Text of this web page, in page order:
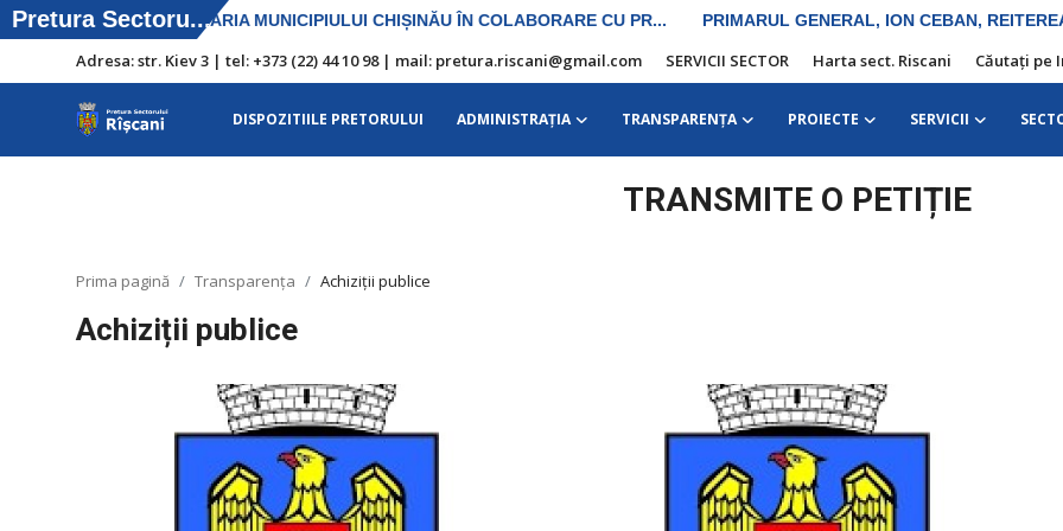
Adresa: str. Kiev 3 | tel: +373 (22) 44 10 98 | mail: pretura.riscani@gmail.com SERVICII SECTOR Harta sect. Riscani Căutați pe
DISPOZITIILE PRETORULUI ADMINISTRAŢIA TRANSPARENȚA PROIECTE SERVICII
SERVICII SECTOR
Harta sect. Riscani
TRANSMITE O PETIȚIE
Prima pagină Transparența Achiziții publice
Achiziții publice